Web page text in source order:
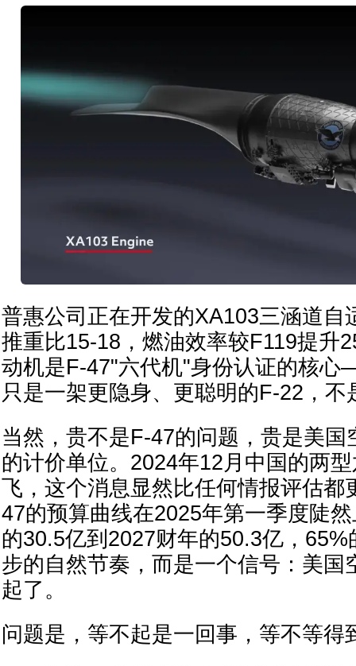
普惠公司正在开发的XA103三涵道自
推重比15-18，燃油效率较F119提升
动机是F-47"六代机"身份认证的核
只是一架更隐身、更聪明的F-22，不
当然，贵不是F-47的问题，贵是美国
的计价单位。2024年12月中国的两
飞，这个消息显然比任何情报评估
47的预算曲线在2025年第一季度陡
的30.5亿到2027财年的50.3亿，
步的自然节奏，而是一个信号：美国
起了。
问题是，等不起是一回事，等不等得